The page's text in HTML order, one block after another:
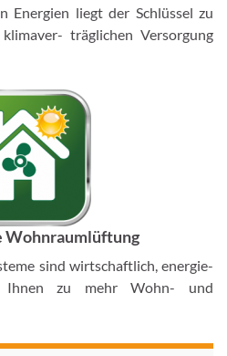
Energien liegt der Schlüssel zu
träglichen Versorgung
sind wirtschaftlich, energie-
Ihnen zu mehr Wohn- und